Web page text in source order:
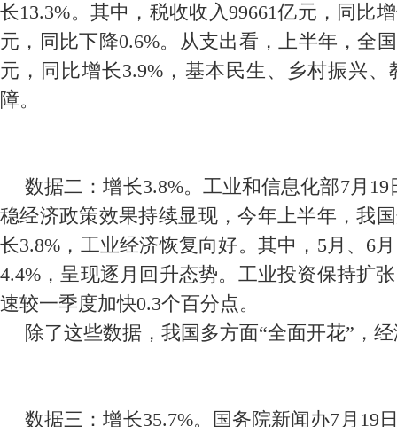
长13.3%。其中，税收收入99661亿元，同比
元，同比下降0.6%。从支出看，上半年，全
元，同比增长3.9%，基本民生、乡村振兴
障。
数据二：增长3.8%。工业和信息化部7月
稳经济政策效果持续显现，今年上半年，我
长3.8%，工业经济恢复向好。其中，5月、6
4.4%，呈现逐月回升态势。工业投资保持扩
速较一季度加快0.3个百分点。
除了这些数据，我国多方面“全面开花”，
数据三：增长35.7%。国务院新闻办7月19